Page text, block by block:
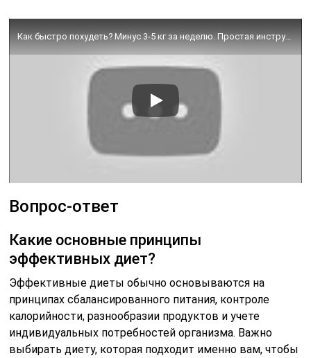
Как быстро похудеть? Минус 3-5 кг за неделю. Простая инструкция #егорзазож #похудение #фитнес #зож
Вопрос-ответ
Какие основные принципы
эффективных диет?
Эффективные диеты обычно основываются на
принципах сбалансированного питания, контроле
калорийности, разнообразии продуктов и учете
индивидуальных потребностей организма. Важно
выбирать диету, которая подходит именно вам, чтобы